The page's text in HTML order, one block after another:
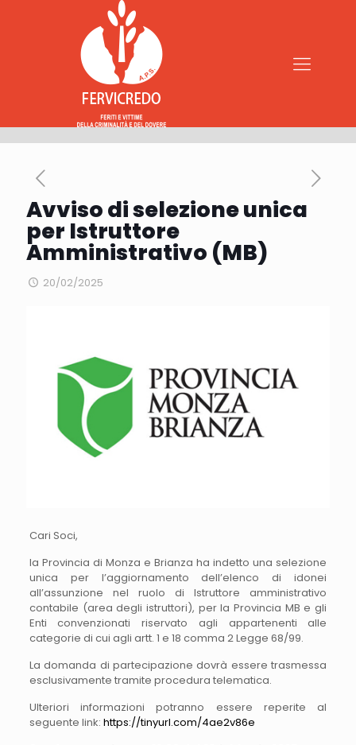
Avviso di selezione unica
per Istruttore
Amministrativo (MB)
20/02/2025
Cari Soci,
la Provincia di Monza e Brianza ha indetto una selezione
unica per l’aggiornamento dell’elenco di idonei
all’assunzione nel ruolo di Istruttore amministrativo
contabile (area degli istruttori), per la Provincia MB e gli
Enti convenzionati riservato agli appartenenti alle
categorie di cui agli artt. 1 e 18 comma 2 Legge 68/99.
La domanda di partecipazione dovrà essere trasmessa
esclusivamente tramite procedura telematica.
Ulteriori informazioni potranno essere reperite al
seguente link: https://tinyurl.com/4ae2v86e